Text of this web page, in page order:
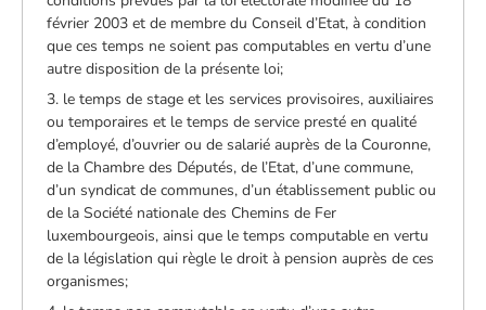
février 2003 et de membre du Conseil d’Etat, à condition
que ces temps ne soient pas computables en vertu d’une
autre disposition de la présente loi;
3. le temps de stage et les services provisoires, auxiliaires
ou temporaires et le temps de service presté en qualité
d’employé, d’ouvrier ou de salarié auprès de la Couronne,
de la Chambre des Députés, de l’Etat, d’une commune,
d’un syndicat de communes, d’un établissement public ou
de la Société nationale des Chemins de Fer
luxembourgeois, ainsi que le temps computable en vertu
de la législation qui règle le droit à pension auprès de ces
organismes;